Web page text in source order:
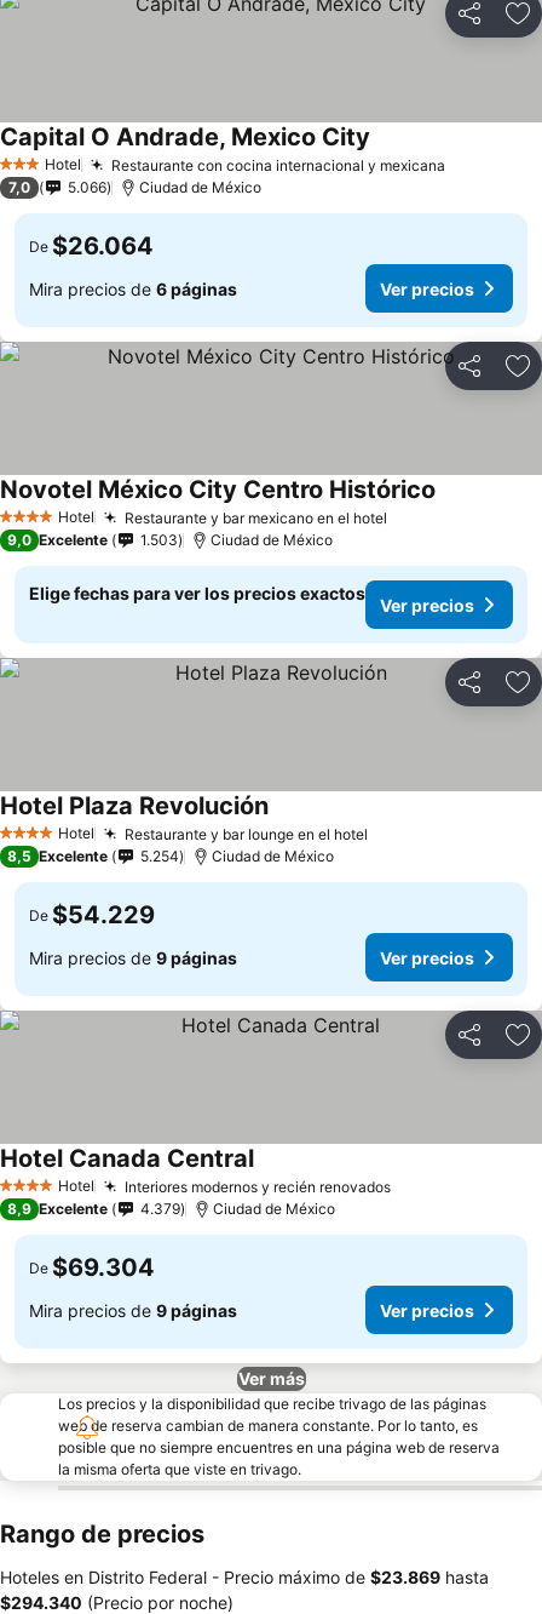
Compartir
3 Estrellas
Hotel Restaurante con cocina internacional y mexicana
Capital O Andrade, Mexico City
7,0 5.066 Ciudad de México
De $26.064
Mira precios de 6 páginas Ver precios
Compartir
4 EstrellasHotel Restaurante y bar mexicano en el hotel
Novotel México City Centro Histórico
9,0 Excelente 1.503 Ciudad de México
Elige fechas para ver los precios exactos
Ver precios
Compartir
4 EstrellasHotel Restaurante y bar lounge en el hotel
Hotel Plaza Revolución
8,5 Excelente 5.254 Ciudad de México
De $54.229
Mira precios de 9 páginas Ver precios
Compartir
4 EstrellasHotel Interiores modernos y recién renovados
Hotel Canada Central
8,9 Excelente 4.379 Ciudad de México
De $69.304
Mira precios de 9 páginas Ver precios
Ver más
Los precios y la disponibilidad que recibe trivago de las páginas
web de reserva cambian de manera constante. Por lo tanto, es
posible que no siempre encuentres en una página web de reserva
la misma oferta que viste en trivago.
Rango de precios
Hoteles en Distrito Federal - Precio máximo de ‎$23.869 hasta
‎$294.340 (Precio por noche)